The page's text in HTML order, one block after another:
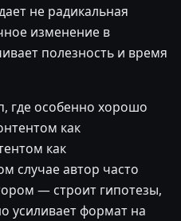
не радикальная
изменение в
полезность и время
где особенно хорошо
как
как
случае автор часто
— строит гипотезы,
усиливает формат на